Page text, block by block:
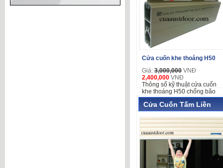
Cửa cuốn khe thoáng H50
Giá: 3,000,000 VNĐ
2,400,000 VNĐ
Thông số kỹ thuật cửa cuốn
khe thoáng H50 chống bão
Cửa Cuốn Tấm Liền